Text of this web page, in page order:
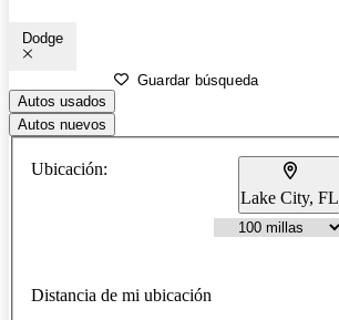
Dodge
Guardar búsqueda
Autos usados
Autos nuevos
Ubicación:
Lake City, FL
Distancia de mi ubicación